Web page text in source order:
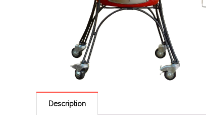
Description